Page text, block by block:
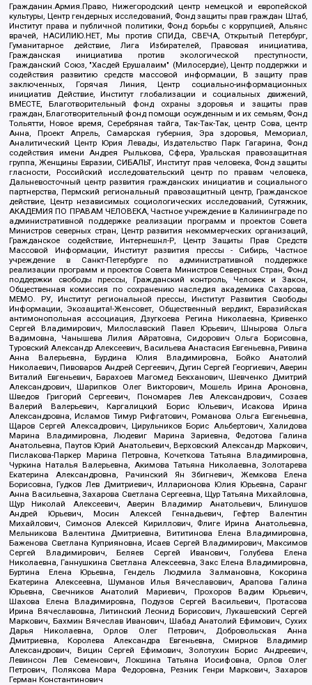
Гражданин.Армия.Право, Нижегородский центр немецкой и европейской
культуры, Центр гендерных исследований, Фонд защиты прав граждан Штаб,
Институт права и публичной политики, Фонд борьбы с коррупцией, Альянс
врачей, НАСИЛИЮ.НЕТ, Мы против СПИДа, СВЕЧА, Открытый Петербург,
Гуманитарное действие, Лига Избирателей, Правовая инициатива,
Гражданская инициатива против экологической преступности,
Гражданский Союз, "Хасдей Ерушалаим" (Милосердие), Центр поддержки и
содействия развитию средств массовой информации, В защиту прав
заключенных, Горячая Линия, Центр социально-информационных
инициатив Действие, Институт глобализации и социальных движений,
ВМЕСТЕ, Благотворительный фонд охраны здоровья и защиты прав
граждан, Благотворительный фонд помощи осужденным и их семьям, Фонд
Тольятти, Новое время, Серебряная тайга, Так-Так-Так, центр Сова, центр
Анна, Проект Апрель, Самарская губерния, Эра здоровья, Мемориал,
Аналитический Центр Юрия Левады, Издательство Парк Гагарина, Фонд
содействия имени Андрея Рылькова, Сфера, Уральская правозащитная
группа, Женщины Евразии, СИБАЛЬТ, Институт прав человека, Фонд защиты
гласности, Российский исследовательский центр по правам человека,
Дальневосточный центр развития гражданских инициатив и социального
партнерства, Пермский региональный правозащитный центр, Гражданское
действие, Центр независимых социологических исследований, Сутяжник,
АКАДЕМИЯ ПО ПРАВАМ ЧЕЛОВЕКА, Частное учреждение в Калининграде по
административной поддержке реализации программ и проектов Совета
Министров северных стран, Центр развития некоммерческих организаций,
Гражданское содействие, Интернешнл-Р, Центр Защиты Прав Средств
Массовой Информации, Институт развития прессы - Сибирь, Частное
учреждение в Санкт-Петербурге по административной поддержке
реализации программ и проектов Совета Министров Северных Стран, Фонд
поддержки свободы прессы, Гражданский контроль, Человек и Закон,
Общественная комиссия по сохранению наследия академика Сахарова,
МЕМО. РУ, Институт региональной прессы, Институт Развития Свободы
Информации, Экозащита!-Женсовет, Общественный вердикт, Евразийская
антимонопольная ассоциация, Дзугкоева Регина Николаевна, Кривенко
Сергей Владимирович, Милославский Павел Юрьевич, Шнырова Ольга
Вадимовна, Чанышева Лилия Айратовна, Сидорович Ольга Борисовна,
Туровский Александр Алексеевич, Васильева Анастасия Евгеньевна, Ривина
Анна Валерьевна, Бурдина Юлия Владимировна, Бойко Анатолий
Николаевич, Пивоваров Андрей Сергеевич, Дугин Сергей Георгиевич, Аверин
Виталий Евгеньевич, Барахоев Магомед Бекханович, Шевченко Дмитрий
Александрович, Шарипков Олег Викторович, Мошель Ирина Ароновна,
Шведов Григорий Сергеевич, Пономарев Лев Александрович, Созаев
Валерий Валерьевич, Каргалицкий Борис Юльевич, Исакова Ирина
Александровна, Исламов Тимур Рифгатович, Романова Ольга Евгеньевна,
Щаров Сергей Алексадрович, Цирульников Борис Альбертович, Халидова
Марина Владимировна, Людевиг Марина Зариевна, Федотова Галина
Анатольевна, Паутов Юрий Анатольевич, Верховский Александр Маркович,
Пислакова-Паркер Марина Петровна, Кочеткова Татьяна Владимировна,
Чуркина Наталья Валерьевна, Акимова Татьяна Николаевна, Золотарева
Екатерина Александровна, Рачинский Ян Збигневич, Жемкова Елена
Борисовна, Гудков Лев Дмитриевич, Илларионова Юлия Юрьевна, Саранг
Анна Васильевна, Захарова Светлана Сергеевна, Щур Татьяна Михайловна,
Щур Николай Алексеевич, Аверин Владимир Анатольевич, Блинушов
Андрей Юрьевич, Мосин Алексей Геннадьевич, Гефтер Валентин
Михайлович, Симонов Алексей Кириллович, Флиге Ирина Анатольевна,
Мельникова Валентина Дмитриевна, Вититинова Елена Владимировна,
Баженова Светлана Куприяновна, Исаев Сергей Владимирович, Максимов
Сергей Владимирович, Беляев Сергей Иванович, Голубева Елена
Николаевна, Ганнушкина Светлана Алексеевна, Закс Елена Владимировна,
Буртина Елена Юрьевна, Гендель Людмила Залмановна, Кокорина
Екатерина Алексеевна, Шуманов Илья Вячеславович, Арапова Галина
Юрьевна, Свечников Анатолий Мариевич, Прохоров Вадим Юрьевич,
Шахова Елена Владимировна, Подузов Сергей Васильевич, Протасова
Ирина Вячеславовна, Литинский Леонид Борисович, Лукашевский Сергей
Маркович, Бахмин Вячеслав Иванович, Шабад Анатолий Ефимович, Сухих
Дарья Николаевна, Орлов Олег Петрович, Добровольская Анна
Дмитриевна, Королева Александра Евгеньевна, Смирнов Владимир
Александрович, Вицин Сергей Ефимович, Золотухин Борис Андреевич,
Левинсон Лев Семенович, Локшина Татьяна Иосифовна, Орлов Олег
Петрович, Полякова Мара Федоровна, Резник Генри Маркович, Захаров
Герман Константинович